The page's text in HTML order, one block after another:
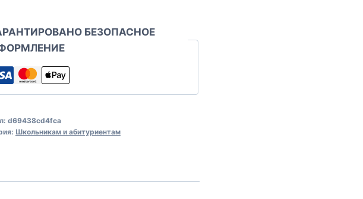
БЕЗОПАСНОЕ
d69438cd4fca
Школьникам и абитуриентам